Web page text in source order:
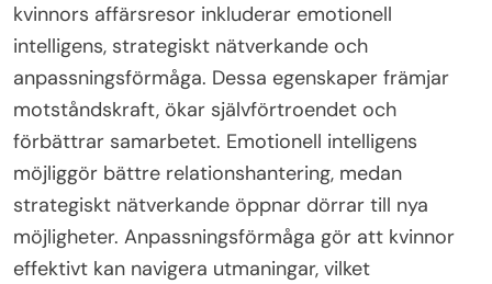
kvinnors affärsresor inkluderar emotionell
intelligens, strategiskt nätverkande och
anpassningsförmåga. Dessa egenskaper främjar
motståndskraft, ökar självförtroendet och
förbättrar samarbetet. Emotionell intelligens
möjliggör bättre relationshantering, medan
strategiskt nätverkande öppnar dörrar till nya
möjligheter. Anpassningsförmåga gör att kvinnor
effektivt kan navigera utmaningar, vilket